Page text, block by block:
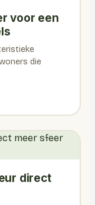
voor een
die
direct